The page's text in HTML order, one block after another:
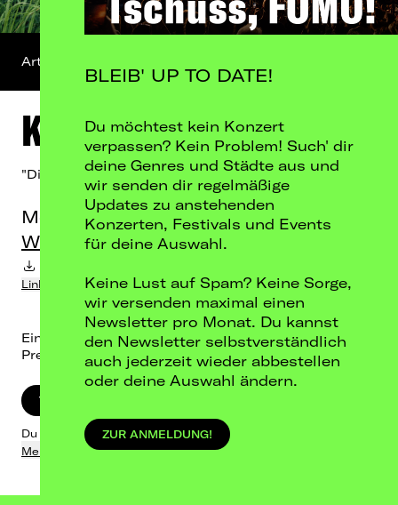
Kauta
"Die Kautour"
Mo, 18.01.27
WERK 2 - Halle D, Leipzig
Link kopieren
Einlass: 19:00 / Beginn: 20:00
Preis: 36,60 € inkl. Gebühren
TICKETS KAUFEN
Du wirst zu Eventim weitergeleitet.
Mehr dazu
Artist-Profil
BLEIB' UP TO DATE!
Du möchtest kein Konzert
verpassen? Kein Problem! Such' dir
deine Genres und Städte aus und
wir senden dir regelmäßige
Updates zu anstehenden
Konzerten, Festivals und Events
für deine Auswahl.
Keine Lust auf Spam? Keine Sorge,
wir versenden maximal einen
Newsletter pro Monat. Du kannst
den Newsletter selbstverständlich
auch jederzeit wieder abbestellen
oder deine Auswahl ändern.
ZUR ANMELDUNG!